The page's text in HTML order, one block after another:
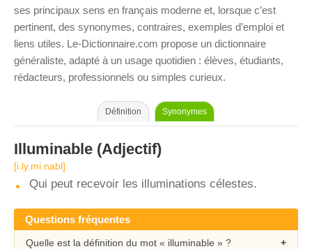
ses principaux sens en français moderne et, lorsque c’est
pertinent, des synonymes, contraires, exemples d’emploi et
liens utiles. Le-Dictionnaire.com propose un dictionnaire
généraliste, adapté à un usage quotidien : élèves, étudiants,
rédacteurs, professionnels ou simples curieux.
Définition Synonymes
Illuminable (Adjectif)
[i.ly.mi.nabl]
Qui peut recevoir les illuminations célestes.
Questions fréquentes
Quelle est la définition du mot « illuminable » ?